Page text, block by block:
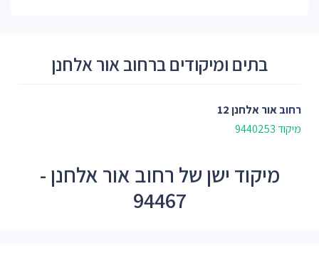
בתים ומיקודים ברחוב אור אלחנן
רחובאור אלחנן 12
מיקוד 9440253
מיקוד ישן של רחוב אור אלחנן -
94467